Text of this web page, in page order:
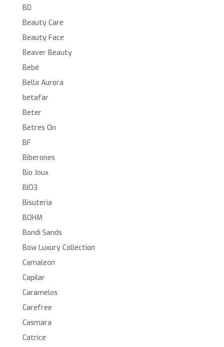
BD
Beauty Care
Beauty Face
Beaver Beauty
Bebé
Bella Aurora
betafar
Beter
Betres On
BF
Biberones
Bio Joux
BIO3
Bisuteria
BOHM
Bondi Sands
Bow Luxury Collection
Camaleon
Capilar
Caramelos
Carefree
Casmara
Catrice